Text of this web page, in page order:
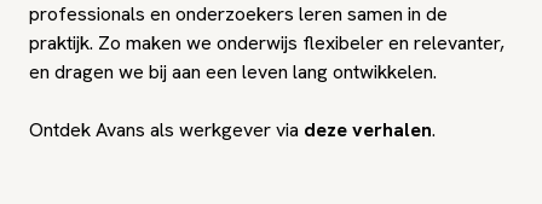
professionals en onderzoekers leren samen in de
praktijk. Zo maken we onderwijs flexibeler en relevanter,
en dragen we bij aan een leven lang ontwikkelen.
Ontdek Avans als werkgever via deze verhalen.